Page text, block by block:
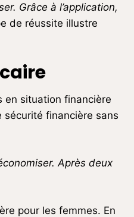
Grâce à l’application,
de réussite illustre
en situation financière
sécurité financière sans
Après deux
pour les femmes. En